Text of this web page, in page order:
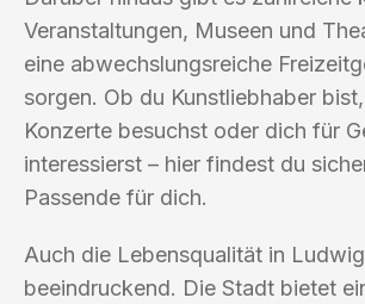
Veranstaltungen, Museen und
eine abwechslungsreiche
sorgen. Ob du Kunstliebhaber
Konzerte besuchst oder dich für
interessierst – hier findest du
Passende für dich.
Auch die Lebensqualität in
beeindruckend. Die Stadt bietet